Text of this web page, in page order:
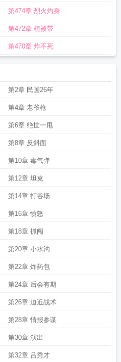
血色会长是谁血色长空书
第474章 烈火灼身
第472章 植被带
第470章 炸不死
第2章 民国26年
第4章 老爷枪
第6章 绝世一甩
第8章 反斜面
第10章 毒气弹
第12章 坦克
第14章 打谷场
第16章 愤怒
第18章 抓阄
第20章 小水沟
第22章 炸药包
第24章 后会有期
第26章 迫近战术
第28章 情报参谋
第30章 演出
第32章 吕秀才